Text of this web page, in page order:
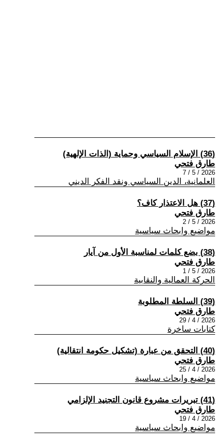
(36) الإسلام السياسي وحماية (الذات الإلهية)
طارق فتحي
2026 / 5 / 7
العلمانية، الدين السياسي ونقد الفكر الديني
(37) هل الاعتذار كاف؟
طارق فتحي
2026 / 5 / 2
مواضيع وابحاث سياسية
(38) بضع كلمات لمناسبة الأول من آيار
طارق فتحي
2026 / 5 / 1
الحركة العمالية والنقابية
(39) السلطة المطلوبة
طارق فتحي
2026 / 4 / 29
كتابات ساخرة
(40) التحقق من عبارة (تشكيل حكومة انتقالية)
طارق فتحي
2026 / 4 / 25
مواضيع وابحاث سياسية
(41) تبريرات مشروع قانون التجنيد الإلزامي
طارق فتحي
2026 / 4 / 19
مواضيع وابحاث سياسية